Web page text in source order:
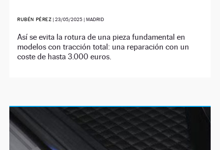
RUBÉN PÉREZ |23/05/2025 | MADRID
Así se evita la rotura de una pieza fundamental en
modelos con tracción total: una reparación con un
coste de hasta 3.000 euros.